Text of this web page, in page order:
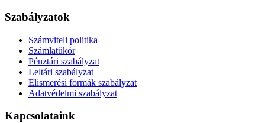
Szabályzatok
Számviteli politika
Számlatükör
Pénztári szabályzat
Leltári szabályzat
Elismerési formák szabályzat
Adatvédelmi szabályzat
Kapcsolataink